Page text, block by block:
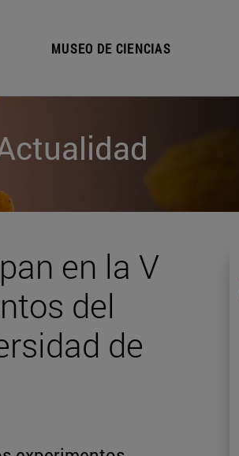
MUSEO DE CIENCIAS
en la V
del
de